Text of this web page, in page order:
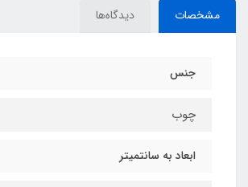
مشخصات دیدگاه‌ها
جنس
چوب
ابعاد به سانتمیتر